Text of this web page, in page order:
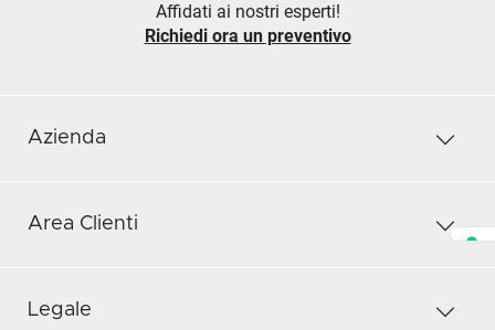
Affidati ai nostri esperti!
Richiedi ora un preventivo
Azienda
Area Clienti
Legale